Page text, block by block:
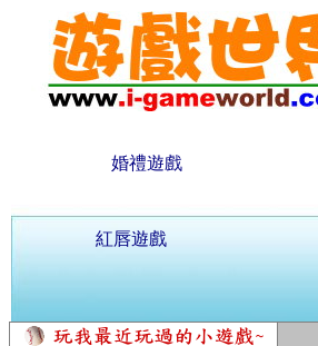
婚禮遊戲
紅唇遊戲